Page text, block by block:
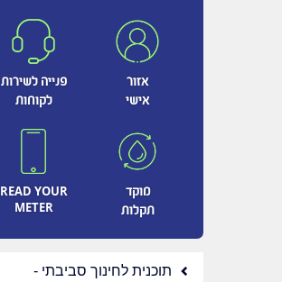
אזור
אישי
פנייה לשירות
לקוחות
מוקד
תקלות
READ YOUR
METER
תוכנית לחינוך סביבתי -